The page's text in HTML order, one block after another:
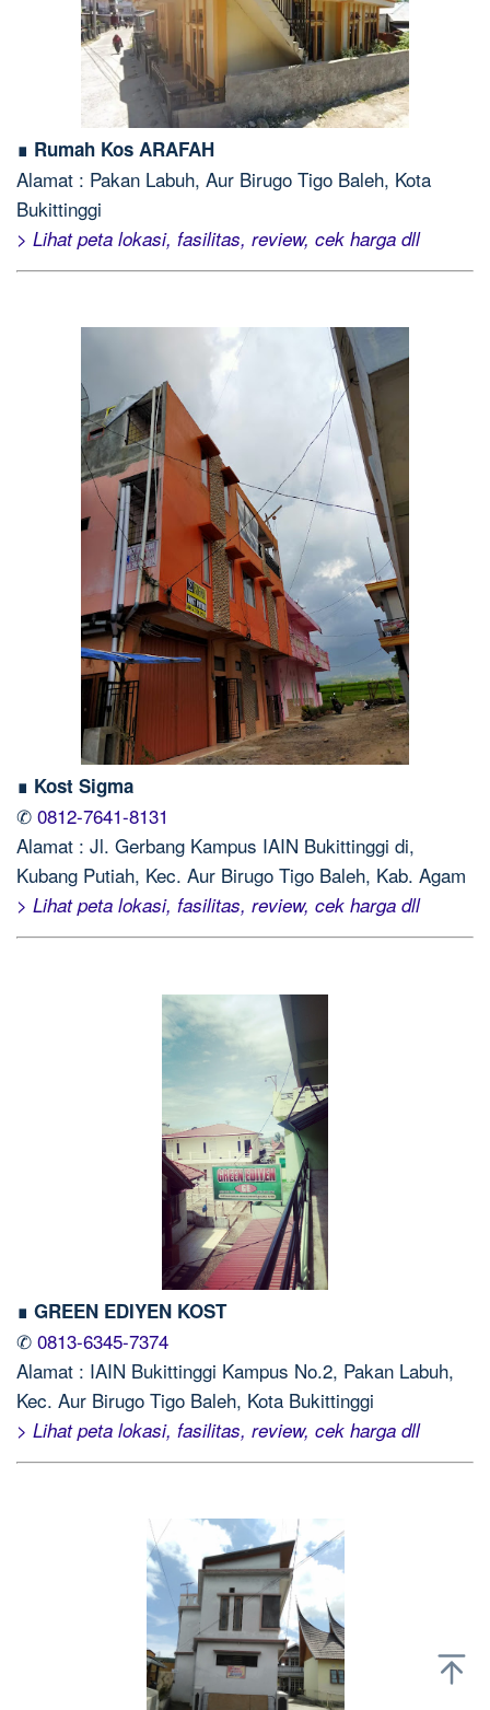
∎ Rumah Kos ARAFAH
Alamat : Pakan Labuh, Aur Birugo Tigo Baleh, Kota
Bukittinggi
> Lihat peta lokasi, fasilitas, review, cek harga dll
∎ Kost Sigma
✆ 0812-7641-8131
Alamat : Jl. Gerbang Kampus IAIN Bukittinggi di,
Kubang Putiah, Kec. Aur Birugo Tigo Baleh, Kab. Agam
> Lihat peta lokasi, fasilitas, review, cek harga dll
∎ GREEN EDIYEN KOST
✆ 0813-6345-7374
Alamat : IAIN Bukittinggi Kampus No.2, Pakan Labuh,
Kec. Aur Birugo Tigo Baleh, Kota Bukittinggi
> Lihat peta lokasi, fasilitas, review, cek harga dll